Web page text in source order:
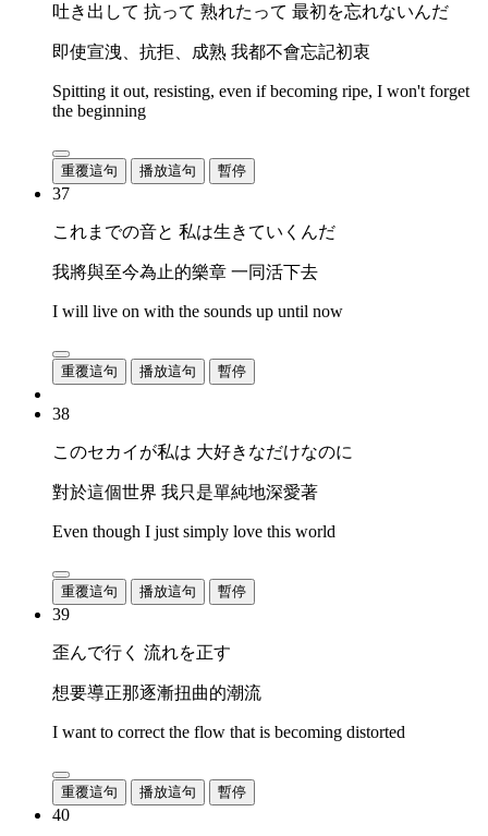
吐き出して 抗って 熟れたって 最初を忘れないんだ
即使宣洩、抗拒、成熟 我都不會忘記初衷
Spitting it out, resisting, even if becoming ripe, I won't forget
the beginning
重覆這句 播放這句 暫停
37
これまでの音と 私は生きていくんだ
我將與至今為止的樂章 一同活下去
I will live on with the sounds up until now
重覆這句 播放這句 暫停
38
このセカイが私は 大好きなだけなのに
對於這個世界 我只是單純地深愛著
Even though I just simply love this world
重覆這句 播放這句 暫停
39
歪んで行く 流れを正す
想要導正那逐漸扭曲的潮流
I want to correct the flow that is becoming distorted
重覆這句 播放這句 暫停
40